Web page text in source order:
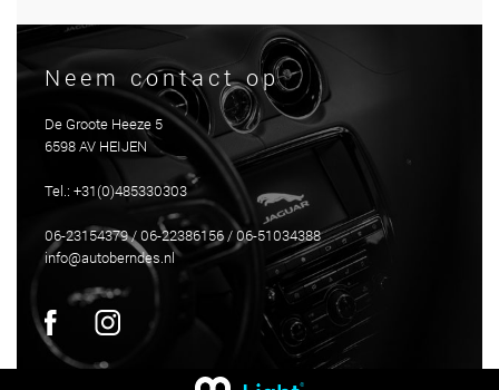
Neem contact op
De Groote Heeze 5
6598 AV HEIJEN
Tel.: +31(0)485330303
06-23154379 / 06-22386156 / 06-51034388
info@autoberndes.nl